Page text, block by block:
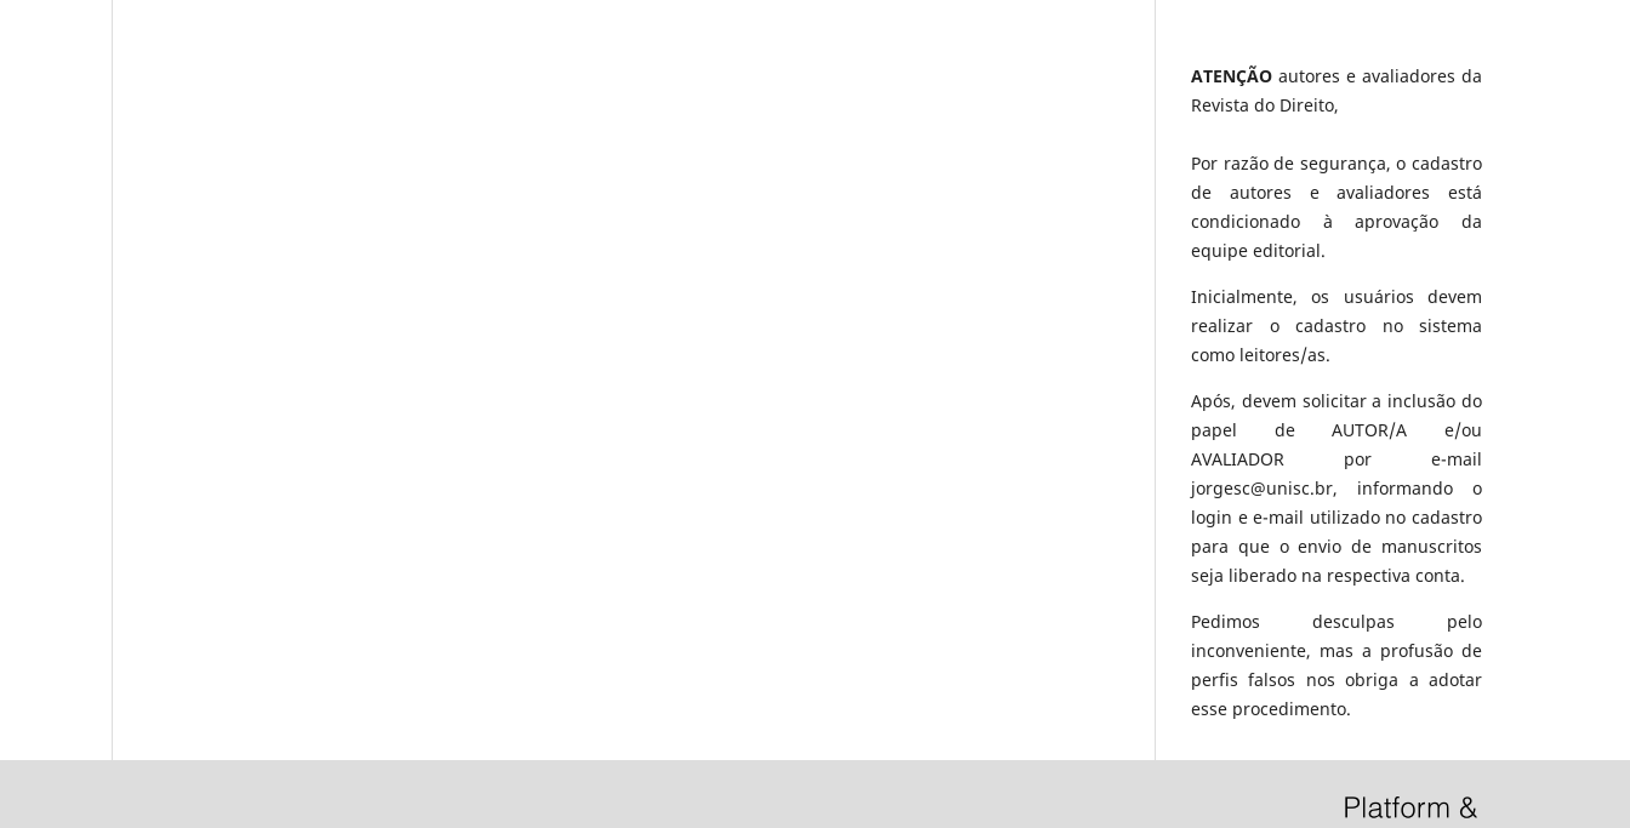
ATENÇÃO autores e avaliadores da
Revista do Direito,
Por razão de segurança, o cadastro
de autores e avaliadores está
condicionado à aprovação da
equipe editorial.
Inicialmente, os usuários devem
realizar o cadastro no sistema
como leitores/as.
Após, devem solicitar a inclusão do
papel de AUTOR/A e/ou
AVALIADOR por e-mail
jorgesc@unisc.br, informando o
login e e-mail utilizado no cadastro
para que o envio de manuscritos
seja liberado na respectiva conta.
Pedimos desculpas pelo
inconveniente, mas a profusão de
perfis falsos nos obriga a adotar
esse procedimento.